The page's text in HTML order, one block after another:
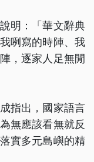
明：「華文辭典
咧寫的時陣、我
，逐家人足無閒
指出，國家語言
無應該看無就反
實多元島嶼的精